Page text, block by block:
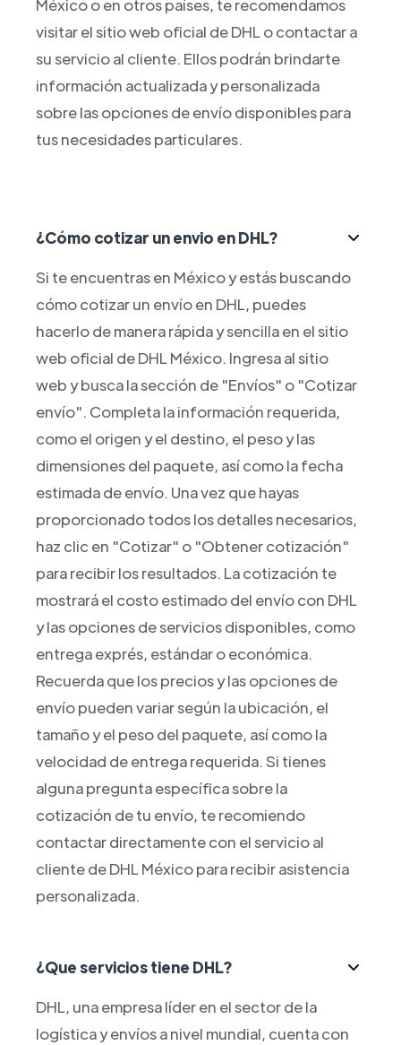
México o en otros países, te recomendamos
visitar el sitio web oficial de DHL o contactar a
su servicio al cliente. Ellos podrán brindarte
información actualizada y personalizada
sobre las opciones de envío disponibles para
tus necesidades particulares.
¿Cómo cotizar un envio en DHL?
Si te encuentras en México y estás buscando
cómo cotizar un envío en DHL, puedes
hacerlo de manera rápida y sencilla en el sitio
web oficial de DHL México. Ingresa al sitio
web y busca la sección de "Envíos" o "Cotizar
envío". Completa la información requerida,
como el origen y el destino, el peso y las
dimensiones del paquete, así como la fecha
estimada de envío. Una vez que hayas
proporcionado todos los detalles necesarios,
haz clic en "Cotizar" o "Obtener cotización"
para recibir los resultados. La cotización te
mostrará el costo estimado del envío con DHL
y las opciones de servicios disponibles, como
entrega exprés, estándar o económica.
Recuerda que los precios y las opciones de
envío pueden variar según la ubicación, el
tamaño y el peso del paquete, así como la
velocidad de entrega requerida. Si tienes
alguna pregunta específica sobre la
cotización de tu envío, te recomiendo
contactar directamente con el servicio al
cliente de DHL México para recibir asistencia
personalizada.
¿Que servicios tiene DHL?
DHL, una empresa líder en el sector de la
logística y envíos a nivel mundial, cuenta con